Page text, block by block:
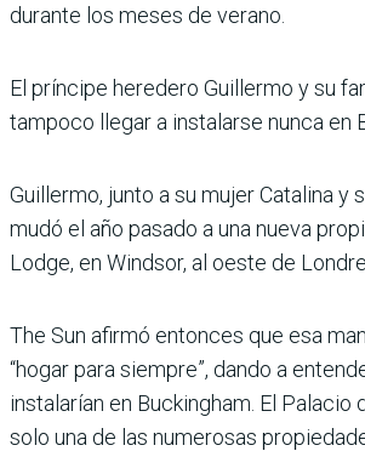
durante los meses de verano.
El príncipe heredero Guillermo y su
tampoco llegar a instalarse nunca en
Guillermo, junto a su mujer Catalina y
mudó el año pasado a una nueva
Lodge, en Windsor, al oeste de
The Sun afirmó entonces que esa
“hogar para siempre”, dando a
instalarían en Buckingham. El Palacio
solo una de las numerosas